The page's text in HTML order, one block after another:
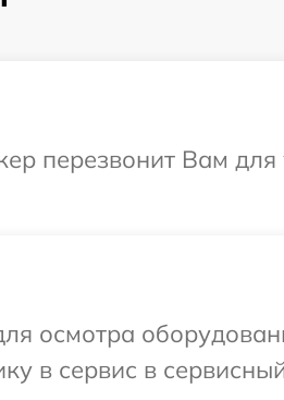
перезвонит Вам для
осмотра
в сервис в